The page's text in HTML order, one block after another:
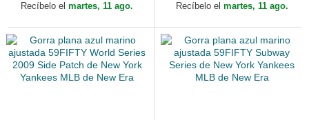
MLB de New Era
Recíbelo el martes, 11 ago.
Yankees MLB de New Era
Recíbelo el martes, 11 ago.